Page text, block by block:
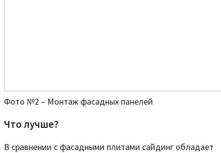
Фото №2 – Монтаж фасадных панелей
Что лучше?
В сравнении с фасадными плитами сайдинг обладает